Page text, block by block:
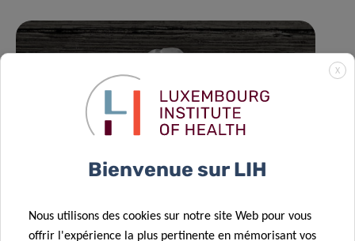
X
Bienvenue sur LIH
Nous utilisons des cookies sur notre site Web pour vous
offrir l'expérience la plus pertinente en mémorisant vos